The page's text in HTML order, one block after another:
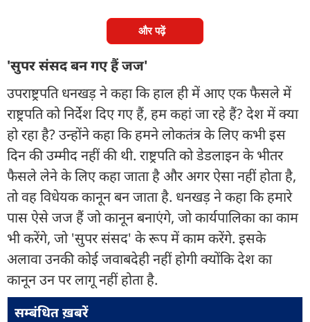
और पढ़ें
'सुपर संसद बन गए हैं जज'
उपराष्ट्रपति धनखड़ ने कहा कि हाल ही में आए एक फैसले में
राष्ट्रपति को निर्देश दिए गए हैं, हम कहां जा रहे हैं? देश में क्या
हो रहा है? उन्होंने कहा कि हमने लोकतंत्र के लिए कभी इस
दिन की उम्मीद नहीं की थी. राष्ट्रपति को डेडलाइन के भीतर
फैसले लेने के लिए कहा जाता है और अगर ऐसा नहीं होता है,
तो वह विधेयक कानून बन जाता है. धनखड़ ने कहा कि हमारे
पास ऐसे जज हैं जो कानून बनाएंगे, जो कार्यपालिका का काम
भी करेंगे, जो 'सुपर संसद' के रूप में काम करेंगे. इसके
अलावा उनकी कोई जवाबदेही नहीं होगी क्योंकि देश का
कानून उन पर लागू नहीं होता है.
सम्बंधित ख़बरें